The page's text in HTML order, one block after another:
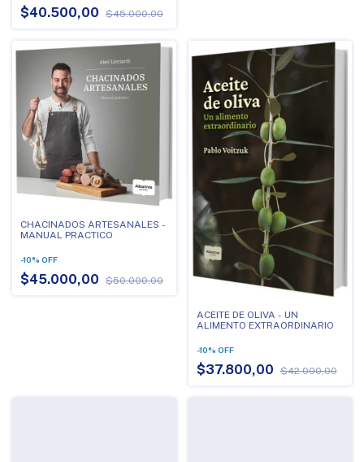
$40.500,00 $45.000,00
CHACINADOS ARTESANALES -
MANUAL PRACTICO
-10% OFF
$45.000,00 $50.000,00
ACEITE DE OLIVA - UN
ALIMENTO EXTRAORDINARIO
-10% OFF
$37.800,00 $42.000,00